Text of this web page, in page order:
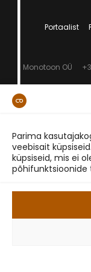
Parima
veebisait
küpsiseid, mis ei
põhifunktsioonide
Portaalist
Monotoon OÜ